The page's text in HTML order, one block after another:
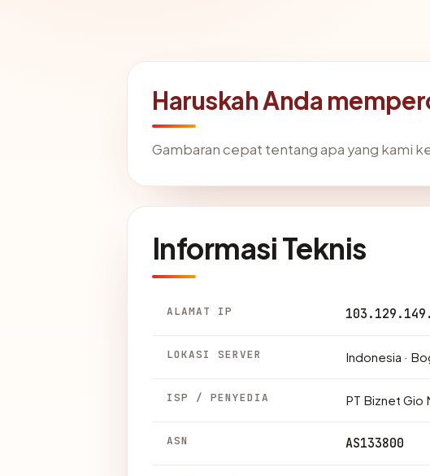
Haruskah Anda
Gambaran cepat tentang apa yang kami
Informasi Teknis
ALAMAT IP
LOKASI SERVER Indonesia ·
ISP / PENYEDIA PT Biznet Gio
ASN AS133800